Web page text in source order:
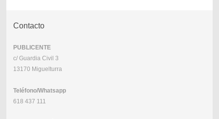
Contacto
PUBLICENTE
c/ Guardia Civil 3
13170 Miguelturra
Teléfono/Whatsapp
618 437 111